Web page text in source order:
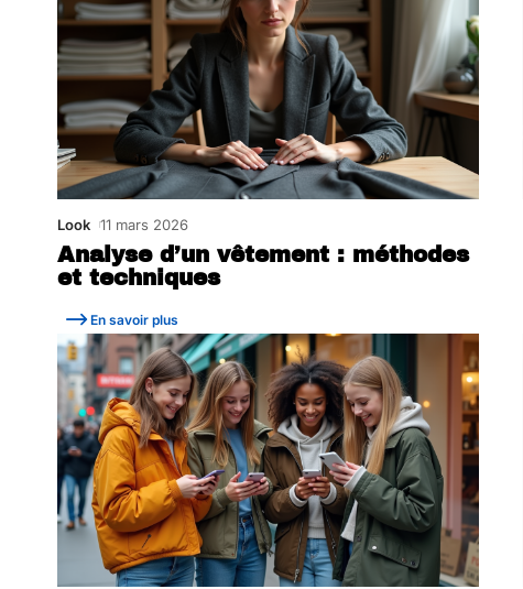
Analyse d’un vêtement : méthodes
et techniques
Look 11 mars 2026
En savoir plus